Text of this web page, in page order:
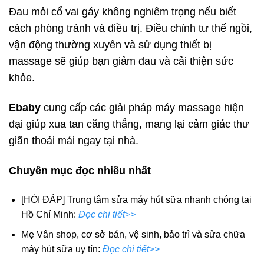
Đau mỏi cổ vai gáy không nghiêm trọng nếu biết
cách phòng tránh và điều trị. Điều chỉnh tư thế ngồi,
vận động thường xuyên và sử dụng thiết bị
massage sẽ giúp bạn giảm đau và cải thiện sức
khỏe.
Ebaby cung cấp các giải pháp máy massage hiện
đại giúp xua tan căng thẳng, mang lại cảm giác thư
giãn thoải mái ngay tại nhà.
Chuyên mục đọc nhiều nhất
[HỎI ĐÁP] Trung tâm sửa máy hút sữa nhanh chóng tại
Hồ Chí Minh: Đọc chi tiết>>
Mẹ Vân shop, cơ sở bán, vệ sinh, bảo trì và sửa chữa
máy hút sữa uy tín: Đọc chi tiết>>